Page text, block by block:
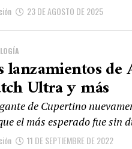
23 DE AGOSTO DE 2025
lanzamientos de
Ultra y más
de Cupertino
el más esperado fue sin
11 DE SEPTIEMBRE DE 2022